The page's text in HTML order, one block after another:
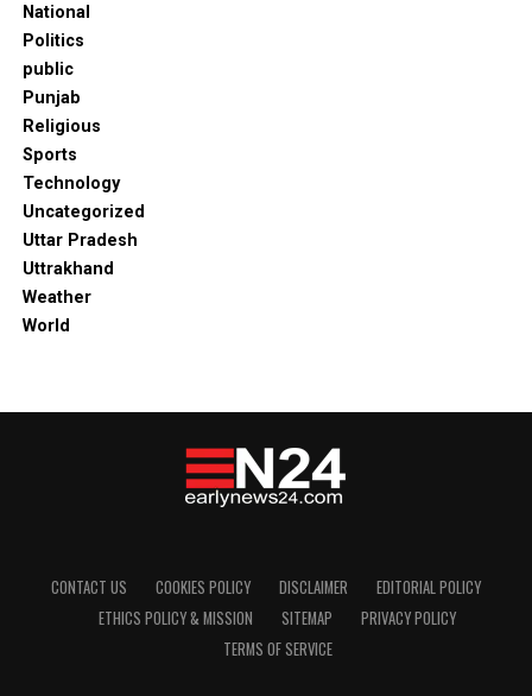
National
Politics
public
Punjab
Religious
Sports
Technology
Uncategorized
Uttar Pradesh
Uttrakhand
Weather
World
CONTACT US COOKIES POLICY DISCLAIMER
EDITORIAL POLICY
ETHICS POLICY & MISSION
SITEMAP
PRIVACY POLICY
TERMS OF SERVICE